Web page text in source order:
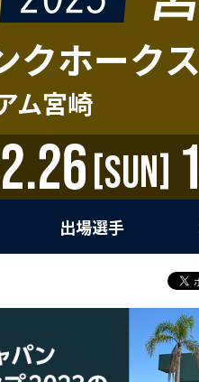
クホークス
ム宮崎
出場選手